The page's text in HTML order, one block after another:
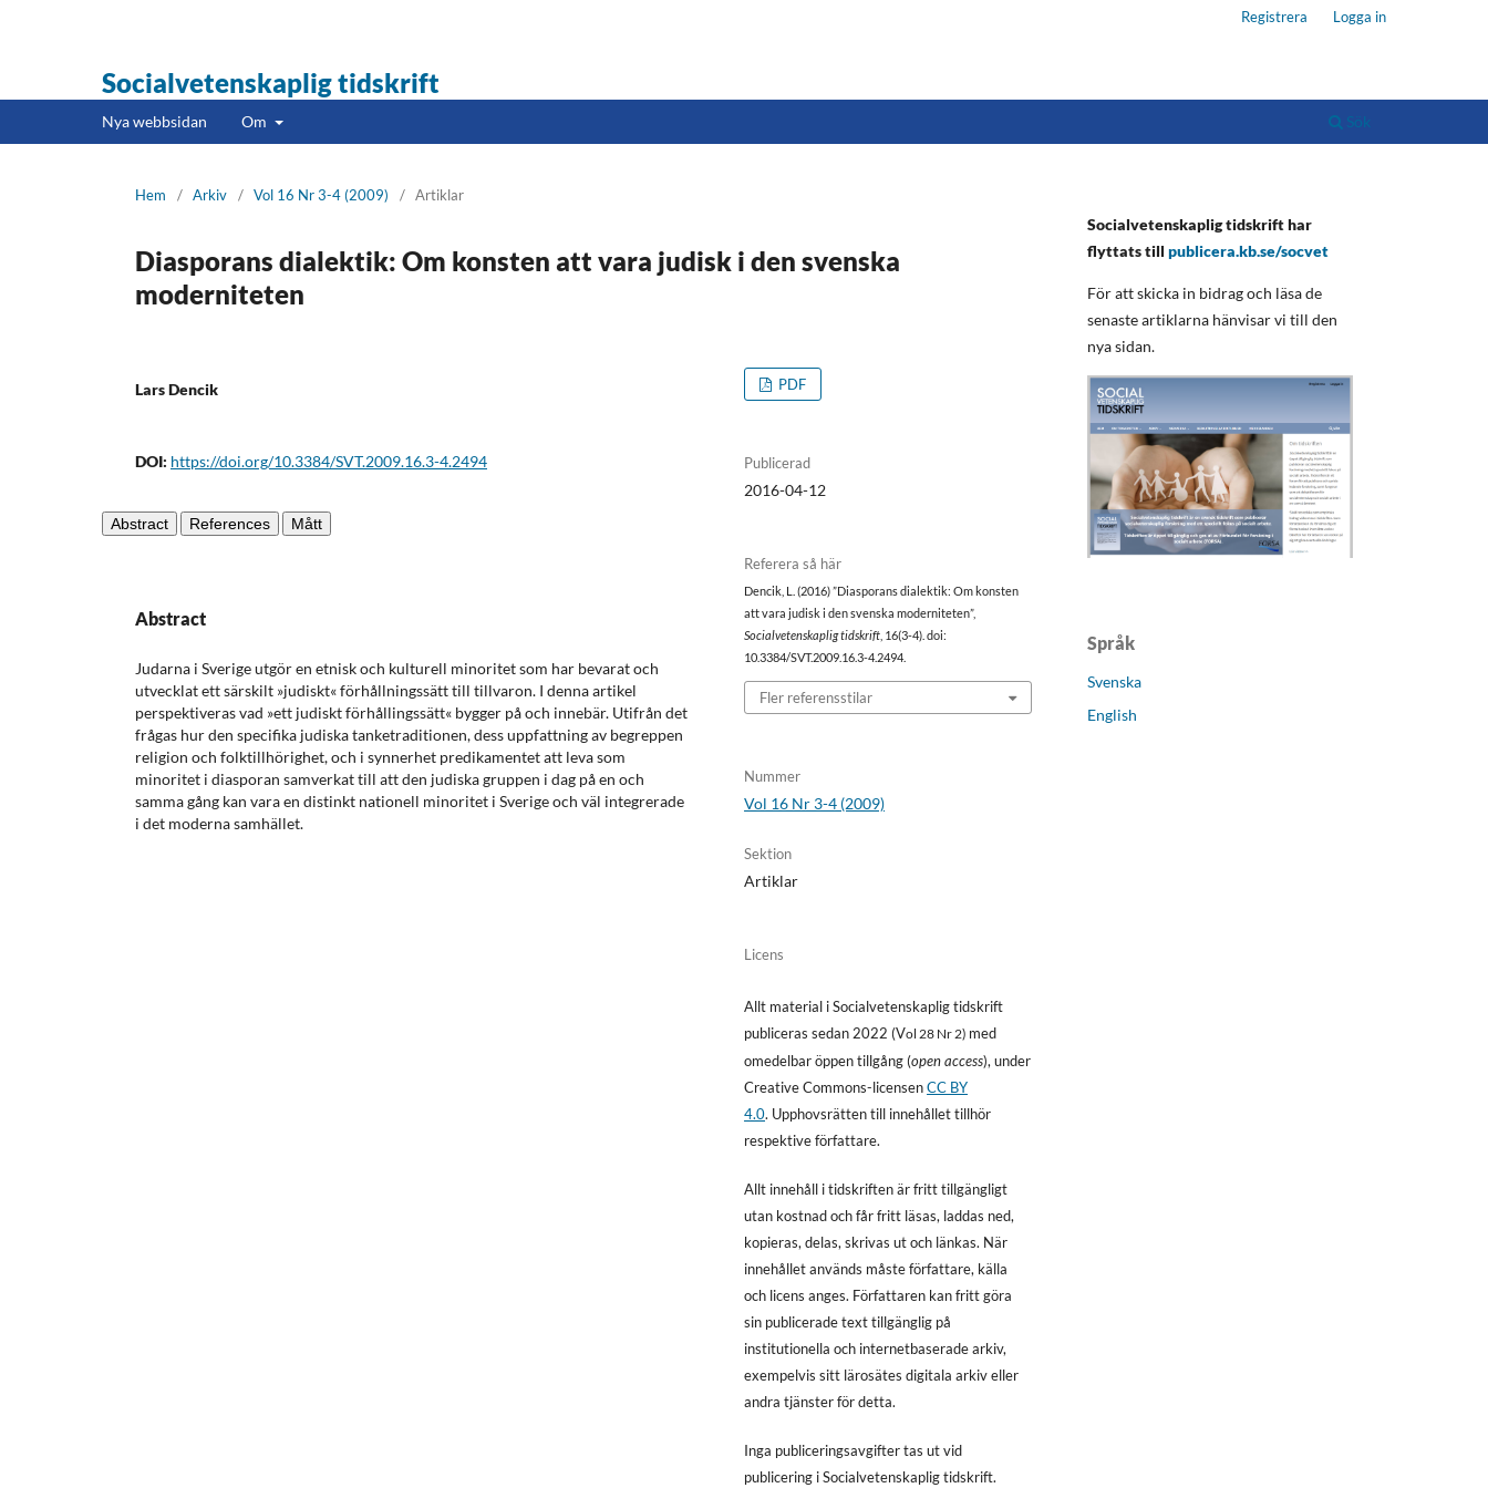
Socialvetenskaplig tidskrift
Nya webbsidan Om Sök
Registrera Logga in
Hem / Arkiv / Vol 16 Nr 3-4 (2009) / Artiklar
Diasporans dialektik: Om konsten att vara judisk i den svenska
moderniteten
Lars Dencik
DOI: https://doi.org/10.3384/SVT.2009.16.3-4.2494
Abstract References Mått
Abstract
Judarna i Sverige utgör en etnisk och kulturell minoritet som har bevarat och
utvecklat ett särskilt »judiskt« förhållningssätt till tillvaron. I denna artikel
perspektiveras vad »ett judiskt förhållingssätt« bygger på och innebär. Utifrån det
frågas hur den specifika judiska tanketraditionen, dess uppfattning av begreppen
religion och folktillhörighet, och i synnerhet predikamentet att leva som
minoritet i diasporan samverkat till att den judiska gruppen i dag på en och
samma gång kan vara en distinkt nationell minoritet i Sverige och väl integrerade
i det moderna samhället.
PDF
Publicerad
2016-04-12
Referera så här
Dencik, L. (2016) ”Diasporans dialektik: Om konsten
att vara judisk i den svenska moderniteten”,
Socialvetenskaplig tidskrift , 16(3-4). doi:
10.3384/SVT.2009.16.3-4.2494.
Fler referensstilar
Nummer
Vol 16 Nr 3-4 (2009)
Sektion
Artiklar
Licens
Allt material i Socialvetenskaplig tidskrift
publiceras sedan 2022 (Vol 28 Nr 2) med
omedelbar öppen tillgång (open access), under
Creative Commons-licensenCC BY
4.0. Upphovsrätten till innehållet tillhör
respektive författare.
Allt innehåll i tidskriften är fritt tillgängligt
utan kostnad och får fritt läsas, laddas ned,
kopieras, delas, skrivas ut och länkas. När
innehållet används måste författare, källa
och licens anges. Författaren kan fritt göra
sin publicerade text tillgänglig på
institutionella och internetbaserade arkiv,
exempelvis sitt lärosätes digitala arkiv eller
andra tjänster för detta.
Inga publiceringsavgifter tas ut vid
publicering i Socialvetenskaplig tidskrift.
Socialvetenskaplig tidskrift har
flyttats till publicera.kb.se/socvet
För att skicka in bidrag och läsa de
senaste artiklarna hänvisar vi till den
nya sidan.
Språk
Svenska
English